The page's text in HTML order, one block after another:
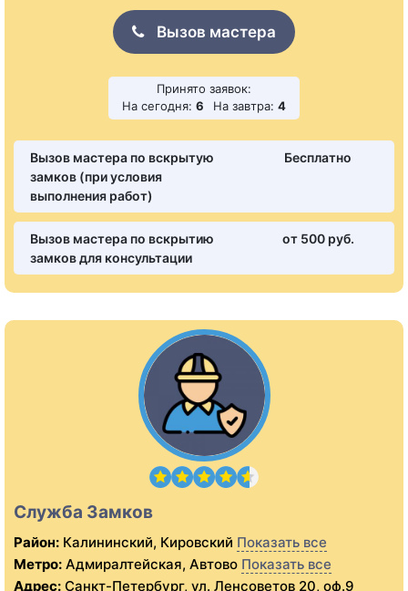
Вызов мастера
Принято заявок:
На сегодня: 6 На завтра: 4
Вызов мастера по вскрытую
замков (при условия
выполнения работ)
Бесплатно
Вызов мастера по вскрытию
замков для консультации
от 500 pуб.
Служба Замков
Район: Калининский, Кировский Показать все
Метро: Адмиралтейская, Автово Показать все
Адрес: Санкт-Петербург, ул. Ленсоветов 20, оф.9